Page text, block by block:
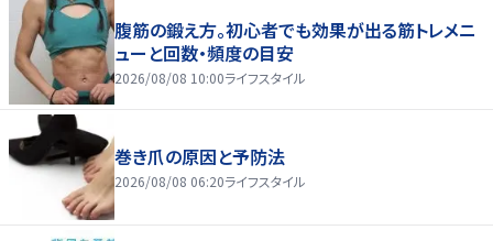
腹筋の鍛え方。初心者でも効果が出る筋トレメニ
ューと回数・頻度の目安
2026/08/08 10:00ライフスタイル
巻き爪の原因と予防法
2026/08/08 06:20ライフスタイル